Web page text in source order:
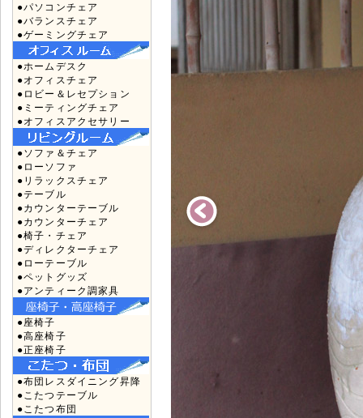
●パソコンチェア
●バランスチェア
●ゲーミングチェア
●ホームデスク
●オフィスチェア
●ロビー＆レセプション
●ミーティングチェア
●オフィスアクセサリー
●ソファ＆チェア
●ローソファ
●リラックスチェア
●テーブル
●カウンターテーブル
●カウンターチェア
●椅子・チェア
●ディレクターチェア
●ローテーブル
●ペットグッズ
●アンティーク調家具
●座椅子
●高座椅子
●正座椅子
●布団レスダイニング昇降
●こたつテーブル
●こたつ布団